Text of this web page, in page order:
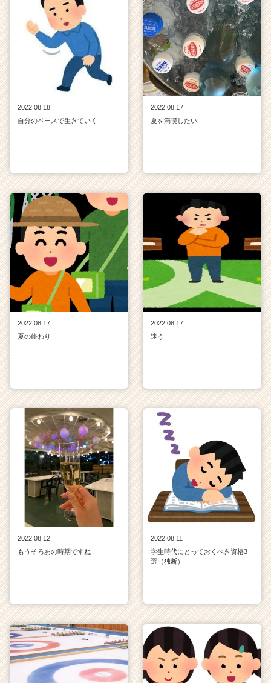
2022.08.18
自分のペースで生きていく
2022.08.17
夏を満喫したい!
2022.08.17
夏の終わり
2022.08.17
迷う
2022.08.12
もうそろあの時期ですね
2022.08.11
学生時代にとっておくべき資格3
選（独断）